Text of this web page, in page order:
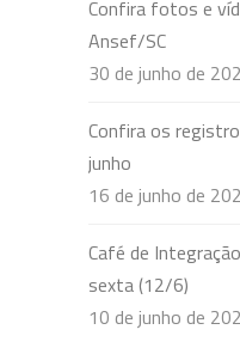
Confira fotos e
Ansef/SC
30 de junho de
Confira os
junho
16 de junho de
Café de
sexta (12/6)
10 de junho de